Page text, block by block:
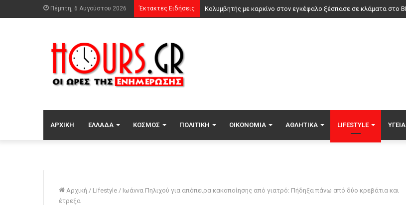
Πέμπτη, 6 Αυγούστου 2026 Έκτακτες Ειδήσεις
ΑΡΧΙΚΉ ΕΛΛΆΔΑ ΚΌΣΜΟΣ ΠΟΛΙΤΙΚΉ ΟΙΚΟΝΟΜΊΑ ΑΘΛΗΤΙΚΆ LIFESTYLE ΥΓΕΊΑ
Αρχική / Lifestyle / Ιωάννα Πηλιχού για απόπειρα κακοποίησης από γιατρό: Πήδηξα πάνω από δύο κρεβάτια και
έτρεξα